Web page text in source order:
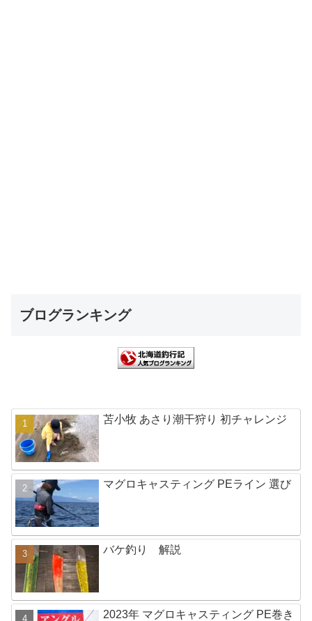
ブログランキング
苫小牧 あさり潮干狩り 初チャレンジ
マグロキャスティング PEライン 選び
バケ釣り 解説
2023年 マグロキャスティング PE巻き